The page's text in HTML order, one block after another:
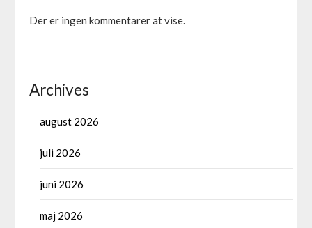
Der er ingen kommentarer at vise.
Archives
august 2026
juli 2026
juni 2026
maj 2026